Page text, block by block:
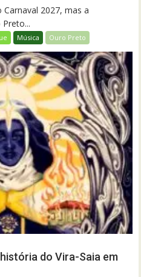
2027, mas a
Música Ouro Preto
do Vira-Saia em